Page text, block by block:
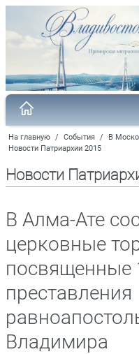
На главную / События / В
Новости Патриархии 2015
Новости
В Алма-Ате
церковные
посвященные
преставления
Владимира